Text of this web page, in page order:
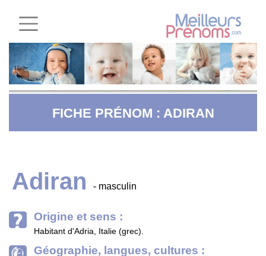
FICHE PRÉNOM : ADIRAN
Adiran - masculin
Origine et sens :
Habitant d'Adria, Italie (grec).
Géographie, langues, cultures :